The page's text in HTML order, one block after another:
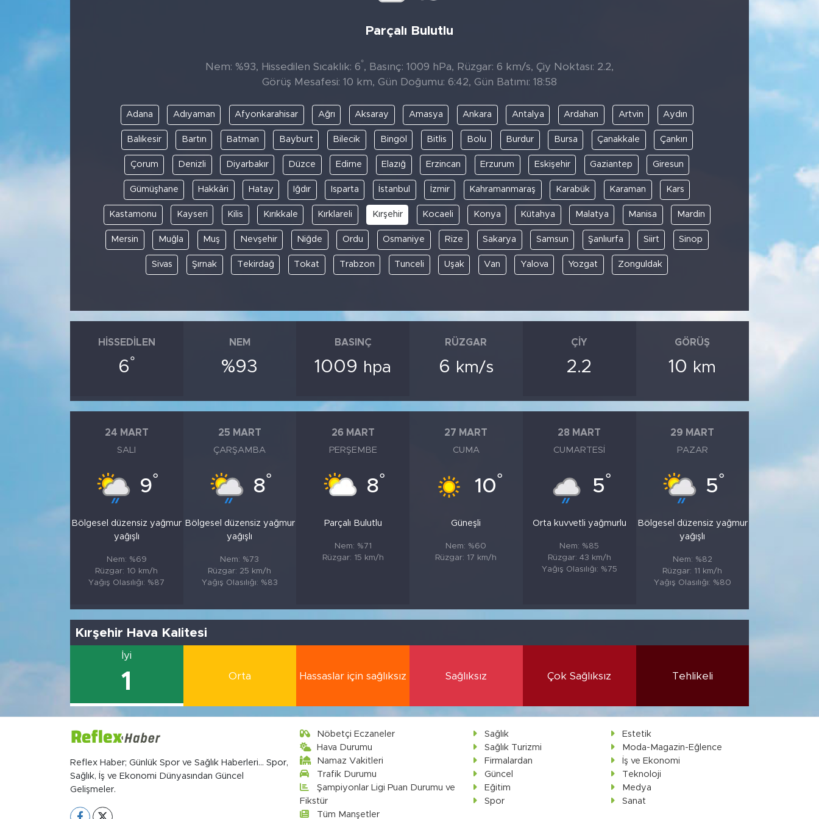
Parçalı Bulutlu
Nem: %93, Hissedilen Sıcaklık: 6°, Basınç: 1009 hPa, Rüzgar: 6 km/s, Çiy Noktası: 2.2,
Görüş Mesafesi: 10 km, Gün Doğumu: 6:42, Gün Batımı: 18:58
Adana Adıyaman Afyonkarahisar Ağrı Aksaray Amasya Ankara Antalya Ardahan Artvin Aydın
Balıkesir Bartın Batman Bayburt Bilecik Bingöl Bitlis Bolu Burdur Bursa Çanakkale Çankırı
Çorum Denizli Diyarbakır Düzce Edirne Elazığ Erzincan Erzurum Eskişehir Gaziantep Giresun
Gümüşhane Hakkâri Hatay Iğdır Isparta İstanbul İzmir Kahramanmaraş Karabük Karaman Kars
Kastamonu Kayseri Kilis Kırıkkale Kırklareli Kırşehir Kocaeli Konya Kütahya Malatya Manisa Mardin
Mersin Muğla Muş Nevşehir Niğde Ordu Osmaniye Rize Sakarya Samsun Şanlıurfa Siirt Sinop
Sivas Şırnak Tekirdağ Tokat Trabzon Tunceli Uşak Van Yalova Yozgat Zonguldak
HISSEDILEN
6°
NEM
%93
BASINÇ
1009 hpa
RÜZGAR
6 km/s
ÇIY
2.2
GÖRÜŞ
10 km
24 MART
SALI
9°
Bölgesel düzensiz yağmur
yağışlı
Nem: %69
Rüzgar: 10 km/h
Yağış Olasılığı: %87
25 MART
ÇARŞAMBA
8°
Bölgesel düzensiz yağmur
yağışlı
Nem: %73
Rüzgar: 25 km/h
Yağış Olasılığı: %83
26 MART
PERŞEMBE
8°
Parçalı Bulutlu
Nem: %71
Rüzgar: 15 km/h
27 MART
CUMA
10°
Güneşli
Nem: %60
Rüzgar: 17 km/h
28 MART
CUMARTESI
5°
Orta kuvvetli yağmurlu
Nem: %85
Rüzgar: 43 km/h
Yağış Olasılığı: %75
29 MART
PAZAR
5°
Bölgesel düzensiz yağmur
yağışlı
Nem: %82
Rüzgar: 11 km/h
Yağış Olasılığı: %80
Kırşehir Hava Kalitesi
İyi
1 Orta Hassaslar için sağlıksız Sağlıksız Çok Sağlıksız Tehlikeli
Reflex Haber; Günlük Spor ve Sağlık Haberleri... Spor,
Sağlık, İş ve Ekonomi Dünyasından Güncel
Gelişmeler.
Nöbetçi Eczaneler
Hava Durumu
Namaz Vakitleri
Trafik Durumu
Şampiyonlar Ligi Puan Durumu ve
Fikstür
Tüm Manşetler
Sağlık
Estetik
Sağlık Turizmi
Moda-Magazin-Eğlence
Firmalardan
İş ve Ekonomi
Güncel
Teknoloji
Eğitim
Medya
Spor
Sanat